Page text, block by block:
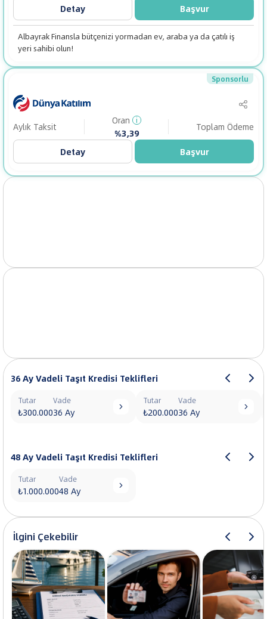
Başvur
Detay
Albayrak Finansla bütçenizi yormadan ev, araba ya da çatılı iş
yeri sahibi olun!
Sponsorlu
Aylık Taksit
Oran i
%3,39 Toplam Ödeme
Başvur
Detay
36 Ay Vadeli Taşıt Kredisi Teklifleri
Tutar
₺300.000
Vade
36 Ay 
Tutar
₺200.000
Vade
36 Ay 
48 Ay Vadeli Taşıt Kredisi Teklifleri
Tutar
₺1.000.000
Vade
48 Ay 
İlgini Çekebilir